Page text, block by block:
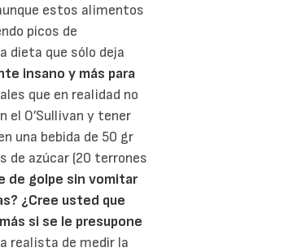
estos alimentos
picos de
dieta que sólo deja
insano y más para
que en realidad no
el O’Sullivan y tener
una bebida de 50 gr
de azúcar (20 terrones
de golpe sin vomitar
¿Cree usted que
si se le presupone
realista de medir la